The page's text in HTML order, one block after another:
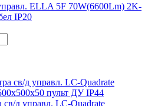
ELLA 5F 70W(6600Lm) 2K-
IP20
св/д управл. LC-Quadrate